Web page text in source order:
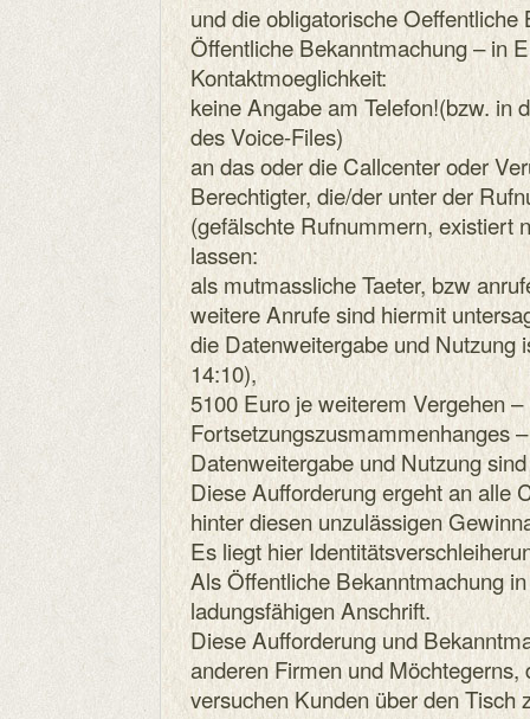
und die obligatorische Oeffentliche
Öffentliche Bekanntmachung – in
Kontaktmoeglichkeit:
keine Angabe am Telefon!(bzw. in
des Voice-Files)
an das oder die Callcenter oder
Berechtigter, die/der unter der
(gefälschte Rufnummern, existiert
lassen:
als mutmassliche Taeter, bzw
weitere Anrufe sind hiermit
die Datenweitergabe und Nutzung
14:10),
5100 Euro je weiterem Vergehen
Fortsetzungszusmammenhanges
Datenweitergabe und Nutzung
Diese Aufforderung ergeht an alle
hinter diesen unzulässigen
Es liegt hier
Als Öffentliche Bekanntmachung
ladungsfähigen Anschrift.
Diese Aufforderung und
anderen Firmen und
versuchen Kunden über den Tisch